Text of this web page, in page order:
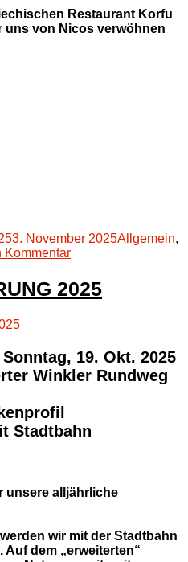
Restaurant Korfu
uns von Nicos verwöhnen
3. November 2025Allgemein,
Kommentarzu
2025
2025
19. Okt. 2025
Winkler Rundweg
Stadtbahn
unsere alljährliche
wir mit der Stadtbahn
dem „erweiterten“